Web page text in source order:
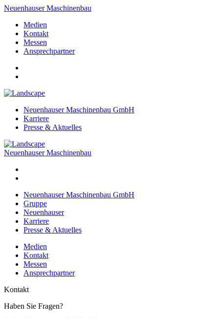
Neuenhauser Maschinenbau
Medien
Kontakt
Messen
Ansprechpartner
Neuenhauser Maschinenbau GmbH
Karriere
Presse & Aktuelles
Neuenhauser Maschinenbau
Neuenhauser Maschinenbau GmbH
Gruppe
Neuenhauser
Karriere
Presse & Aktuelles
Medien
Kontakt
Messen
Ansprechpartner
Kontakt
Haben Sie Fragen?